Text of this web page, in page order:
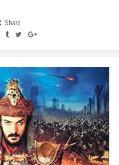
Share